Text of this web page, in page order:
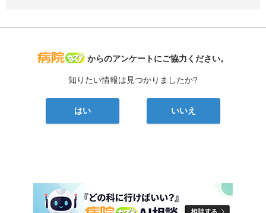
病院なび
からのアンケートにご協力ください。
知りたい情報は見つかりましたか?
はい いいえ